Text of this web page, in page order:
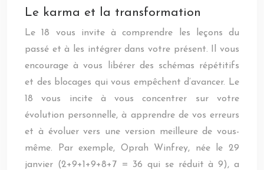
Le karma et la transformation
Le 18 vous invite à comprendre les leçons du
passé et à les intégrer dans votre présent. Il vous
encourage à vous libérer des schémas répétitifs
et des blocages qui vous empêchent d’avancer. Le
18 vous incite à vous concentrer sur votre
évolution personnelle, à apprendre de vos erreurs
et à évoluer vers une version meilleure de vous-
même. Par exemple, Oprah Winfrey, née le 29
janvier (2+9+1+9+8+7 = 36 qui se réduit à 9), a